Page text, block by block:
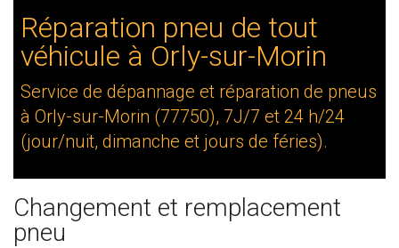
Réparation pneu de tout
véhicule à Orly-sur-Morin
Service de dépannage et réparation de pneus
à Orly-sur-Morin (77750), 7J/7 et 24 h/24
(jour/nuit, dimanche et jours de féries).
Changement et remplacement
pneu